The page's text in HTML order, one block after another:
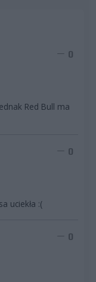
0
Red Bull ma
0
uciekła :(
0